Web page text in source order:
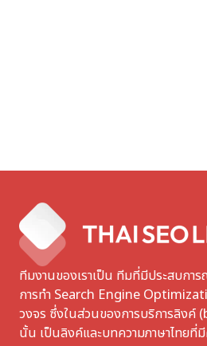
ทีมงานของเราเป็น ทีมที่มีประสบกา
การทำ Search Engine
วงจร ซึ่งในส่วนของการบริการลิงค์
นั้น เป็นลิงค์และบทความภาษาไทยที่